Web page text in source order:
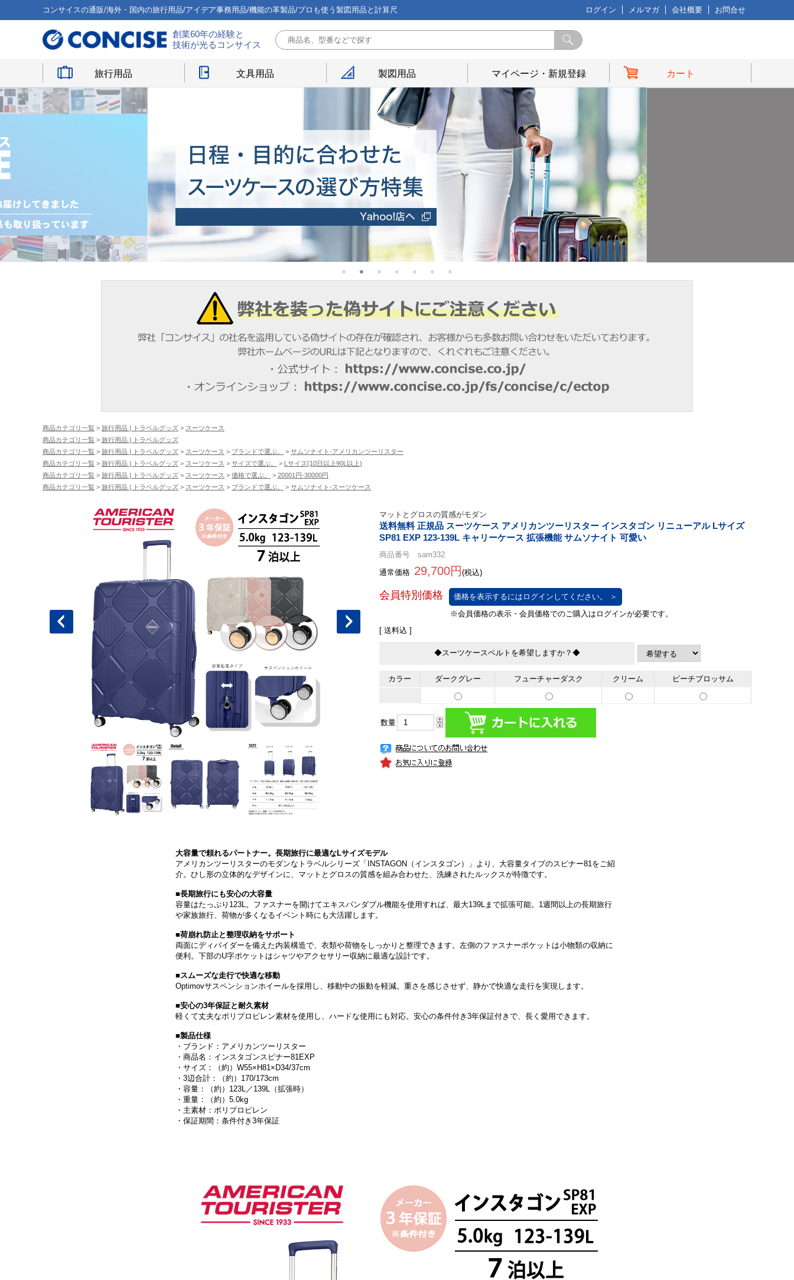
コンサイスの通販/海外・国内の旅行用品/アイデア事務用品/機能の革製品/プロも使う製図用品と計算尺 ログイン メルマガ 会社概要 お問合せ
創業60年の経験と
技術が光るコンサイス
旅行用品 文具用品 製図用品 マイページ・新規登録 カート
商品カテゴリ一覧 > 旅行用品 | トラベルグッズ > スーツケース
商品カテゴリ一覧 > 旅行用品 | トラベルグッズ
商品カテゴリ一覧 > 旅行用品 | トラベルグッズ > スーツケース > ブランドで選ぶ。 > サムソナイト-アメリカンツーリスター
商品カテゴリ一覧 > 旅行用品 | トラベルグッズ > スーツケース > サイズで選ぶ。 > Lサイズ(10日以上90L以上)
商品カテゴリ一覧 > 旅行用品 | トラベルグッズ > スーツケース > 価格で選ぶ。 > 20001円-30000円
商品カテゴリ一覧 > 旅行用品 | トラベルグッズ > スーツケース > ブランドで選ぶ。 > サムソナイト-スーツケース
マットとグロスの質感がモダン
送料無料 正規品 スーツケース アメリカンツーリスター インスタゴン リニューアル Lサイズ
SP81 EXP 123-139L キャリーケース 拡張機能 サムソナイト 可愛い
商品番号 sam332
通常価格 29,700円 (税込)
価格を表示するにはログインしてください。 ＞
[ 送料込 ]
◆スーツケースベルトを希望しますか？◆
カラー ダークグレー フューチャーダスク クリーム ピーチブロッサム
数量
大容量で頼れるパートナー。長期旅行に最適なLサイズモデル
アメリカンツーリスターのモダンなトラベルシリーズ「INSTAGON（インスタゴン）」より、大容量タイプのスピナー81をご紹
介。ひし形の立体的なデザインに、マットとグロスの質感を組み合わせた、洗練されたルックスが特徴です。
■長期旅行にも安心の大容量
容量はたっぷり123L。ファスナーを開けてエキスパンダブル機能を使用すれば、最大139Lまで拡張可能。1週間以上の長期旅行
や家族旅行、荷物が多くなるイベント時にも大活躍します。
■荷崩れ防止と整理収納をサポート
両面にディバイダーを備えた内装構造で、衣類や荷物をしっかりと整理できます。左側のファスナーポケットは小物類の収納に
便利。下部のU字ポケットはシャツやアクセサリー収納に最適な設計です。
■スムーズな走行で快適な移動
Optimovサスペンションホイールを採用し、移動中の振動を軽減。重さを感じさせず、静かで快適な走行を実現します。
■安心の3年保証と耐久素材
軽くて丈夫なポリプロピレン素材を使用し、ハードな使用にも対応。安心の条件付き3年保証付きで、長く愛用できます。
■製品仕様
・ブランド：アメリカンツーリスター
・商品名：インスタゴンスピナー81EXP
・サイズ：（約）W55×H81×D34/37cm
・3辺合計：（約）170/173cm
・容量：（約）123L／139L（拡張時）
・重量：（約）5.0kg
・主素材：ポリプロピレン
・保証期間：条件付き3年保証